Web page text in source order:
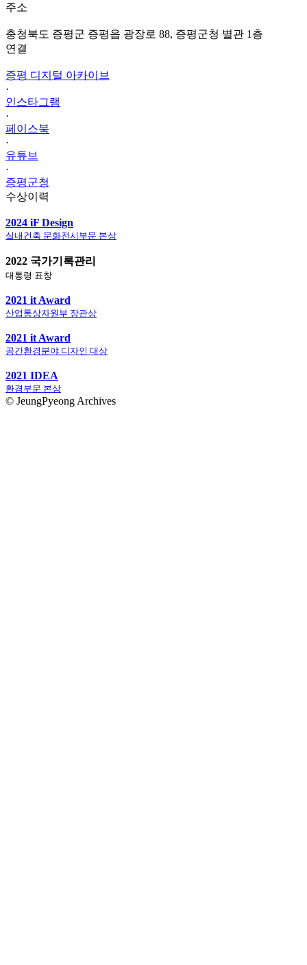
주소
충청북도 증평군 증평읍 광장로 88, 증평군청 별관 1층
연결
증평 디지털 아카이브
·
인스타그램
·
페이스북
·
유튜브
·
증평군청
수상이력
2024 iF Design
실내건축 문화전시부문 본상
2022 국가기록관리
대통령 표창
2021 it Award
산업통상자원부 장관상
2021 it Award
공간환경분야 디자인 대상
2021 IDEA
환경부문 본상
© JeungPyeong Archives